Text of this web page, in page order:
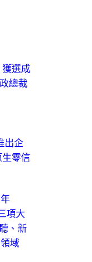
獲選成
總裁
出企
生零信
項大
、新
域